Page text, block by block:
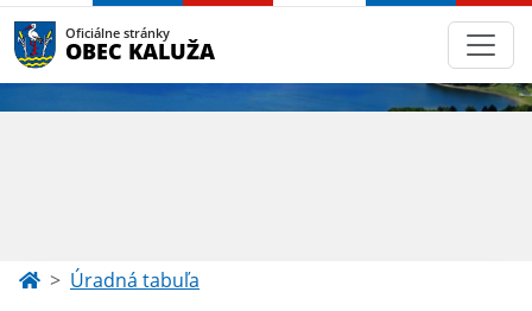
Oficiálne stránky
OBEC KALUŽA
Úradná tabuľa